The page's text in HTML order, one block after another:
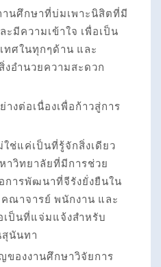
นศึกษาที่บ่มเพาะนิสิตที่มี
มีความเข้าใจ เพื่อเป็น
ศในทุกๆด้าน และ
อำนวยความสะดวก
งต่อเนื่องเพื่อก้าวสู่การ
ช่แค่เป็นที่รู้จักสิ่งเดียว
าวิทยาลัยที่มีการช่วย
การพัฒนาที่จีรังยั่งยืนใน
ณาจารย์ พนักงาน และ
เป็นที่แจ่มแจ้งสำหรับ
นันทา
ของงานศึกษาวิจัยการ